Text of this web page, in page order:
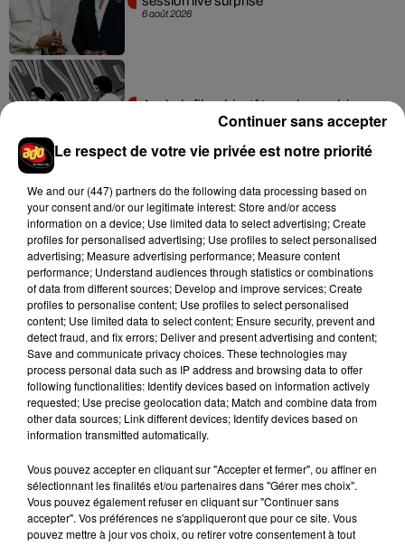
6 août 2026
Après le film, bientôt une docu-série sur
le père de Michael Jackson
4 août 2026
Josh Levi dévoile « Swerve »
4 août 2026
Ariana Grande prendra une pause après
sa tournée mondiale
Rim’K revient bien entouré dans son
nouvel EP « Soleil de minuit »
Le respect de votre vie privée est notre priorité
We and our (447) partnersdo the following data processing based on
your consent and/or our legitimate interest: Store and/or access
information on a device; Use limited data to select advertising; Create
profiles for personalised advertising; Use profiles to select personalised
advertising; Measure advertising performance; Measure content
performance; Understand audiences through statistics or combinations
of data from different sources; Develop and improve services; Create
profiles to personalise content; Use profiles to select personalised
content; Use limited data to select content; Ensure security, prevent and
detect fraud, and fix errors; Deliver and present advertising and content;
Save and communicate privacy choices. These technologies may
process personal data such as IP address and browsing data to offer
following functionalities: Identify devices based on information actively
requested; Use precise geolocation data; Match and combine data from
other data sources; Link different devices; Identify devices based on
information transmitted automatically.
Vous pouvez accepter en cliquant sur "Accepter et fermer", ou affiner en
sélectionnant les finalités et/ou partenaires dans "Gérer mes choix".
Vous pouvez également refuser en cliquant sur "Continuer sans
accepter". Vos préférences ne s'appliqueront que pour ce site. Vous
pouvez mettre à jour vos choix, ou retirer votre consentement à tout
Continuer sans accepter